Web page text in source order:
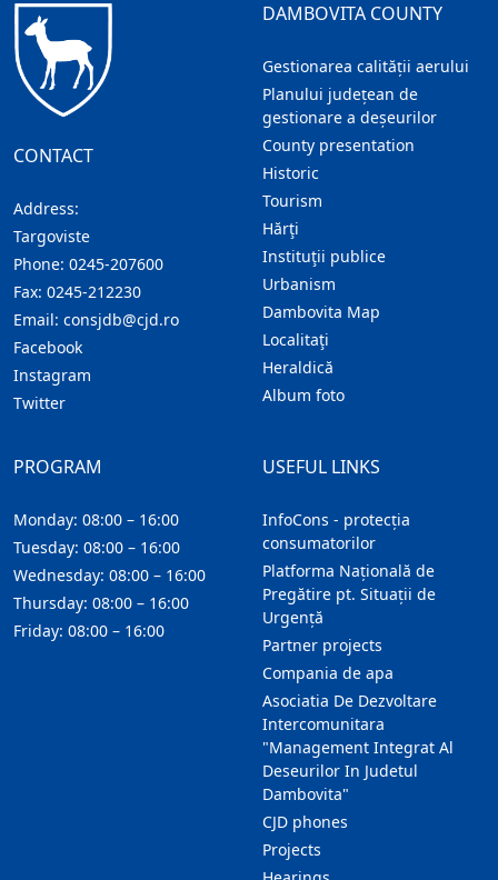
CONTACT
Address:
Targoviste
Phone: 0245-207600
Fax: 0245-212230
Email: consjdb@cjd.ro
Facebook
Instagram
Twitter
DAMBOVITA COUNTY
Gestionarea calității aerului
Planului județean de
gestionare a deșeurilor
County presentation
Historic
Tourism
Hărţi
Instituţii publice
Urbanism
Dambovita Map
Localitaţi
Heraldică
Album foto
USEFUL LINKS
InfoCons - protecția
consumatorilor
Platforma Națională de
Pregătire pt. Situații de
Urgență
Partner projects
Compania de apa
Asociatia De Dezvoltare
Intercomunitara
"Management Integrat Al
Deseurilor In Judetul
Dambovita"
CJD phones
Projects
PROGRAM
Monday: 08:00 – 16:00
Tuesday: 08:00 – 16:00
Wednesday: 08:00 – 16:00
Thursday: 08:00 – 16:00
Friday: 08:00 – 16:00